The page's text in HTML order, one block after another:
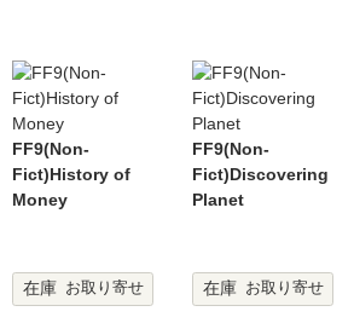
FF9(Non-
Fict)History of
Money
在庫 お取り寄せ
FF9(Non-
Fict)Discovering
Planet
在庫 お取り寄せ